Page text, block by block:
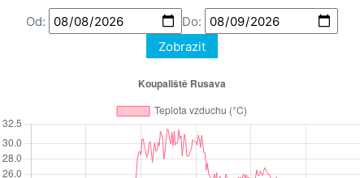
Od:
Do:
Zobrazit